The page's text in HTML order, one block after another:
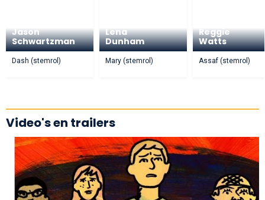
Jason
Schwartzman
Dash (stemrol)
Lena
Dunham
Mary (stemrol)
Reggie
Watts
Assaf (stemrol)
Video's en trailers